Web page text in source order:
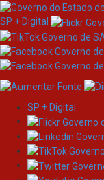
Skip
SP + Digital
SP + Digital